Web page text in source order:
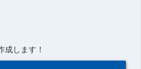
成します！